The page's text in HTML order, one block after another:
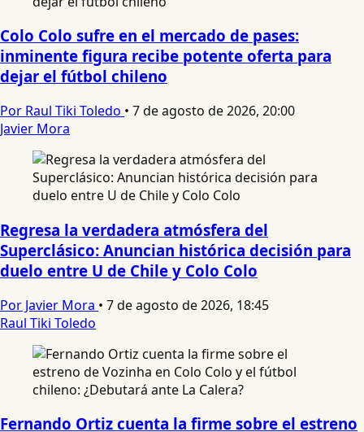
Colo Colo sufre en el mercado de pases:
inminente figura recibe potente oferta para
dejar el fútbol chileno
Por Raul Tiki Toledo • 7 de agosto de 2026, 20:00
Javier Mora
Regresa la verdadera atmósfera del
Superclásico: Anuncian histórica decisión para
duelo entre U de Chile y Colo Colo
Por Javier Mora • 7 de agosto de 2026, 18:45
Raul Tiki Toledo
Fernando Ortiz cuenta la firme sobre el estreno